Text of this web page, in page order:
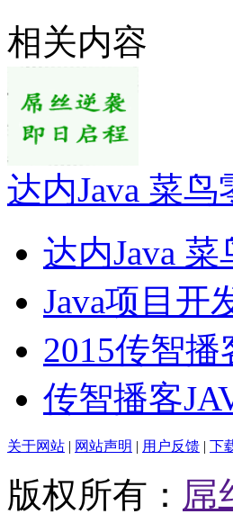
相关内容
达内Java 菜鸟
达内Java
Java项目开
2015传智播
传智播客
关于网站 | 网站声明 | 用户反馈 | 下
版权所有： 屌